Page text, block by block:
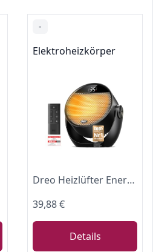
-
Elektroheizkörper
Dreo Heizlüfter Energiesparend Klein, Leiser 1500W Tragbar Heizlüfter mit Fernbedienung, Thermostat, 60° Neigbar, 8 Sicherheitsfunktionen, PTC-Keramik,12-Std-Timer, 3 Modus 3 Geschwindigkeit, Schwarz
39,88 €
Details